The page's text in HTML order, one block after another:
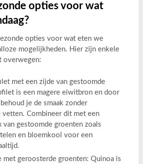
opties voor wat
opties voor wat eten we
mogelijkheden. Hier zijn enkele
overwegen:
met een zijde van gestoomde
is een magere eiwitbron en door
je de smaak zonder
vetten. Combineer dit met een
van gestoomde groenten zoals
en bloemkool voor een
met geroosterde groenten: Quinoa is